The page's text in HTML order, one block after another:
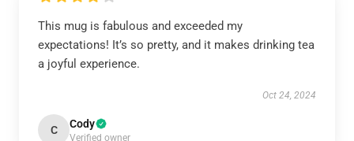
This mug is fabulous and exceeded my
expectations! It’s so pretty, and it makes drinking tea
a joyful experience.
Oct 24, 2024
C Cody
Verified owner